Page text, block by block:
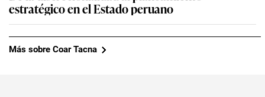
estratégico en el Estado peruano
Más sobre Coar Tacna